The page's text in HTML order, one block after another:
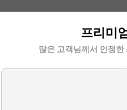
프리미
많은 고객님께서 인정